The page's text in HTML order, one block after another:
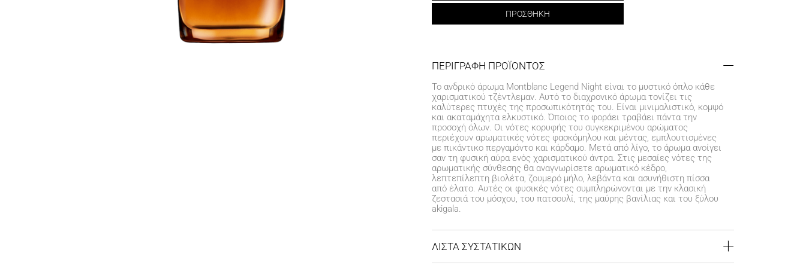
ΠΡΟΣΘΗΚΗ
ΠΕΡΙΓΡΑΦΗ ΠΡΟΪΟΝΤΟΣ
Το ανδρικό άρωμα Montblanc Legend Night είναι το μυστικό όπλο κάθε
χαρισματικού τζέντλεμαν. Αυτό το διαχρονικό άρωμα τονίζει τις
καλύτερες πτυχές της προσωπικότητάς του. Είναι μινιμαλιστικό, κομψό
και ακαταμάχητα ελκυστικό. Όποιος το φοράει τραβάει πάντα την
προσοχή όλων. Οι νότες κορυφής του συγκεκριμένου αρώματος
περιέχουν αρωματικές νότες φασκόμηλου και μέντας, εμπλουτισμένες
με πικάντικο περγαμόντο και κάρδαμο. Μετά από λίγο, το άρωμα ανοίγει
σαν τη φυσική αύρα ενός χαρισματικού άντρα. Στις μεσαίες νότες της
αρωματικής σύνθεσης θα αναγνωρίσετε αρωματικό κέδρο,
λεπτεπίλεπτη βιολέτα, ζουμερό μήλο, λεβάντα και ασυνήθιστη πίσσα
από έλατο. Αυτές οι φυσικές νότες συμπληρώνονται με την κλασική
ζεστασιά του μόσχου, του πατσουλί, της μαύρης βανίλιας και του ξύλου
akigala.
ΛΙΣΤΑ ΣΥΣΤΑΤΙΚΩΝ